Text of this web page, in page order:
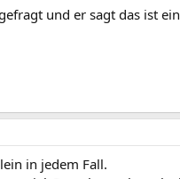
und er sagt das ist
in jedem Fall.